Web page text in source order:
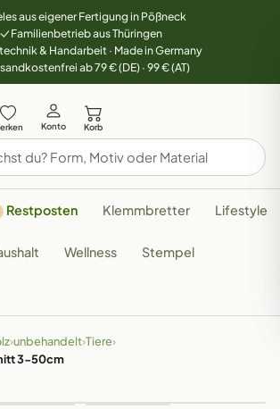
aus eigener Fertigung in Pößneck
Familienbetrieb aus Thüringen
& Handarbeit · Made in Germany
ab 79 € (DE) · 99 € (AT)
Konto Korb
Restposten Klemmbretter Lifestyle
Wellness Stempel
›unbehandelt›Tiere›
3-50cm